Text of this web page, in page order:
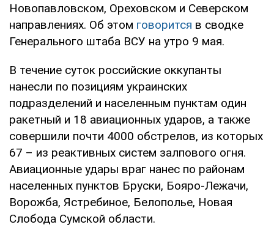
Новопавловском, Ореховском и Северском
направлениях. Об этом говорится в сводке
Генерального штаба ВСУ на утро 9 мая.
В течение суток российские оккупанты
нанесли по позициям украинских
подразделений и населенным пунктам один
ракетный и 18 авиационных ударов, а также
совершили почти 4000 обстрелов, из которых
67 – из реактивных систем залпового огня.
Авиационные удары враг нанес по районам
населенных пунктов Бруски, Бояро-Лежачи,
Ворожба, Ястребиное, Белополье, Новая
Слобода Сумской области.